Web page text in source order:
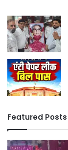
Featured Posts
Sawan